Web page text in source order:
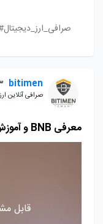
bitimen
3
صرافی آنلاین
معرفی BNB و آموزش خرید بایننس کوین
قابل